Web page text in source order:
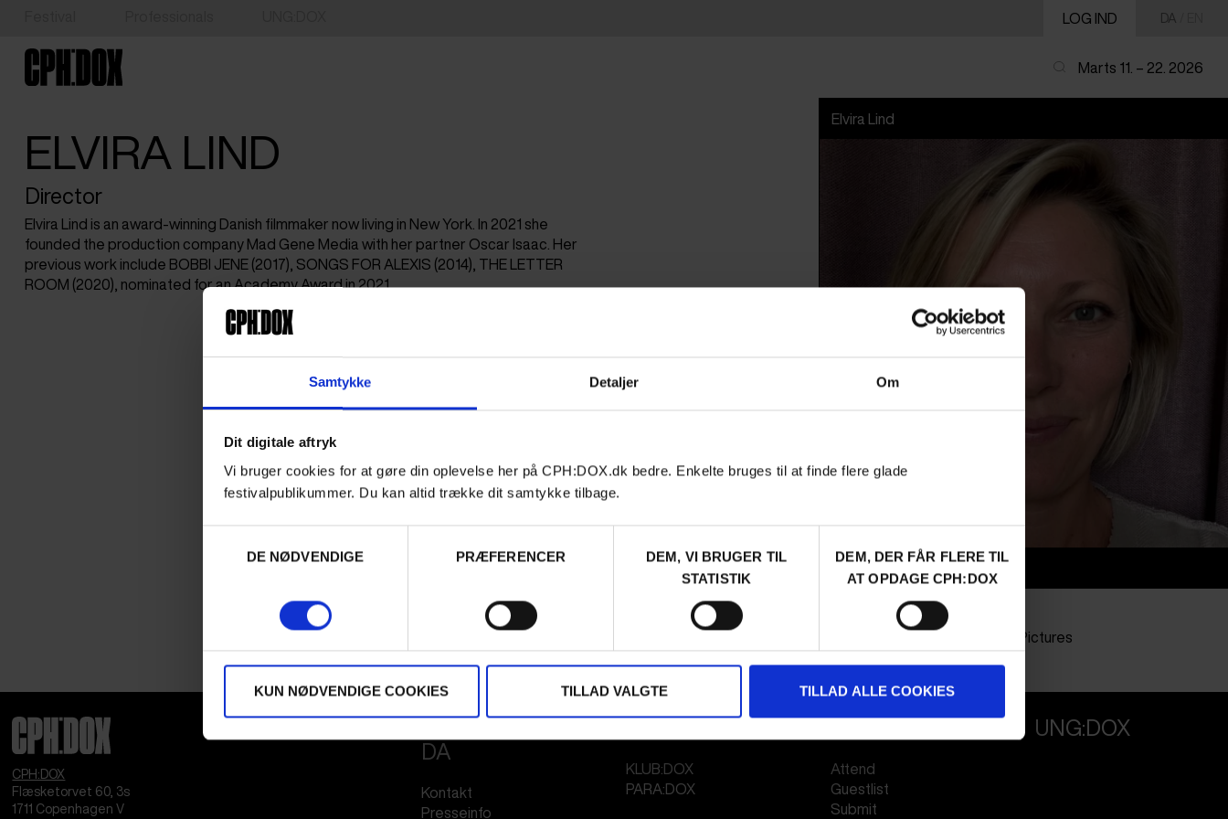
Samtykke Detaljer Om
Dit digitale aftryk
Vi bruger cookies for at gøre din oplevelse her på CPH:DOX.dk bedre. Enkelte bruges til at finde flere glade
festivalpublikummer. Du kan altid trække dit samtykke tilbage.
DE NØDVENDIGE
PRÆFERENCER
DEM, VI BRUGER TIL
STATISTIK
DEM, DER FÅR FLERE TIL
AT OPDAGE CPH:DOX
KUN NØDVENDIGE COOKIES TILLAD VALGTE TILLAD ALLE COOKIES
LOG IND DA
Marts 11. – 22. 2026
ELVIRA LIND
Director
Elvira Lind is an award-winning Danish filmmaker now living in New York. In 2021 she
founded the production company Mad Gene Media with her partner Oscar Isaac. Her
previous work include BOBBI JENE (2017), SONGS FOR ALEXIS (2014), THE LETTER
ROOM (2020), nominated for an Academy Award in 2021.
Elvira Lind
Nationalitet
Sonntag Pictures
Profession
Director
CPH:DOX
Flæsketorvet 60, 3s
1711 Copenhagen V
DA
Kontakt
Presseinfo
KLUB:DOX
PARA:DOX
Attend
Guestlist
Submit
UNG:DOX